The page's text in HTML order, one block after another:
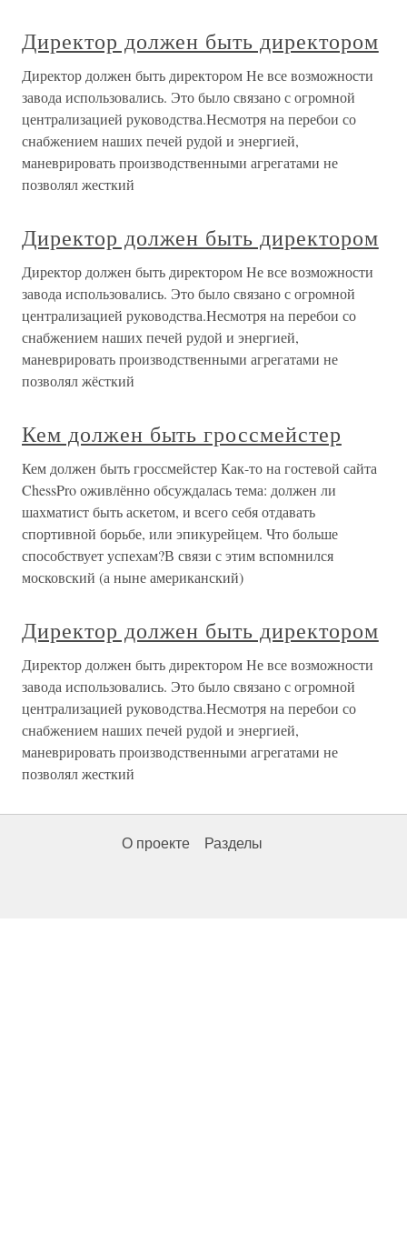
Директор должен быть директором
Директор должен быть директором Не все возможности
завода использовались. Это было связано с огромной
централизацией руководства.Несмотря на перебои со
снабжением наших печей рудой и энергией,
маневрировать производственными агрегатами не
позволял жесткий
Директор должен быть директором
Директор должен быть директором Не все возможности
завода использовались. Это было связано с огромной
централизацией руководства.Несмотря на перебои со
снабжением наших печей рудой и энергией,
маневрировать производственными агрегатами не
позволял жёсткий
Кем должен быть гроссмейстер
Кем должен быть гроссмейстер Как-то на гостевой сайта
ChessPro оживлённо обсуждалась тема: должен ли
шахматист быть аскетом, и всего себя отдавать
спортивной борьбе, или эпикурейцем. Что больше
способствует успехам?В связи с этим вспомнился
московский (а ныне американский)
Директор должен быть директором
Директор должен быть директором Не все возможности
завода использовались. Это было связано с огромной
централизацией руководства.Несмотря на перебои со
снабжением наших печей рудой и энергией,
маневрировать производственными агрегатами не
позволял жесткий
О проекте Разделы